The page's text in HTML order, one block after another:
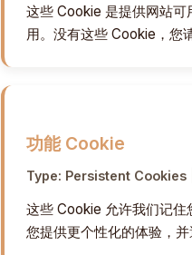
这些 Cookie 是提供网站可
用。没有这些 Cookie，您
功能 Cookie
Type: Persistent
这些 Cookie 允许我们记住
您提供更个性化的体验，